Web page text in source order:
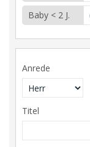
Baby < 2 J.
Anrede
Titel